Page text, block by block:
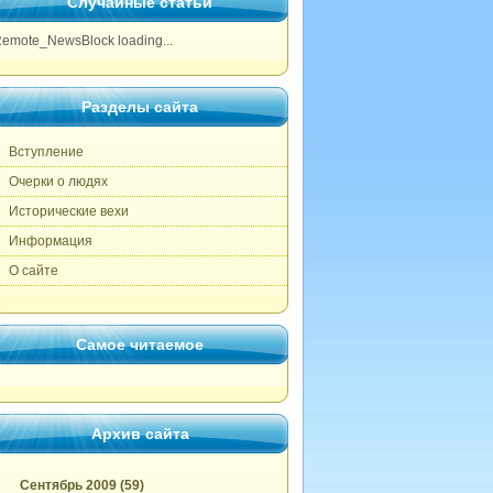
loading...
Разделы сайта
Вступление
Очерки о людях
Исторические вехи
Информация
О сайте
Самое читаемое
Архив сайта
Сентябрь 2009 (59)